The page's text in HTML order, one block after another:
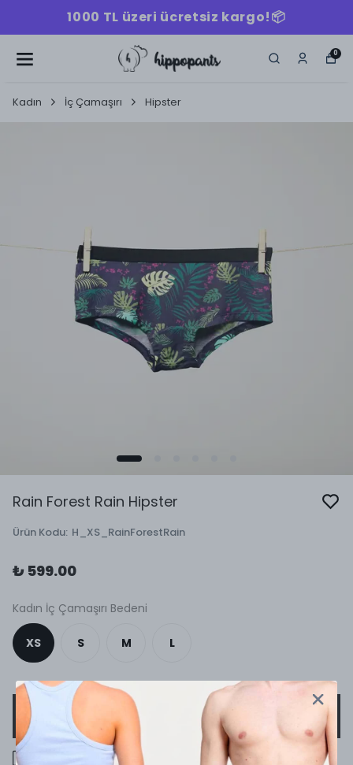
1000 TL üzeri ücretsiz kargo!📦
0
Kadın İç Çamaşırı Hipster
Rain Forest Rain Hipster
Ürün Kodu: H_XS_RainForestRain
₺ 599.00
Kadın İç Çamaşırı Bedeni
XS S M L
SEPETE EKLE
1000 TL üzeri ücretsiz kargo